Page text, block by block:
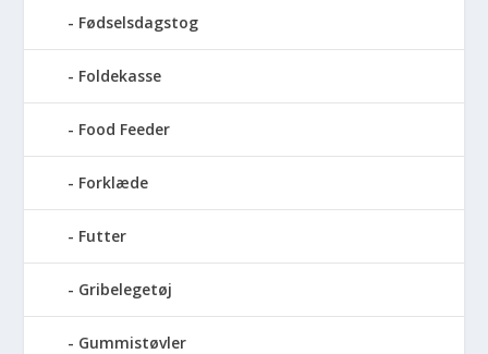
Fødselsdagstog
Foldekasse
Food Feeder
Forklæde
Futter
Gribelegetøj
Gummistøvler